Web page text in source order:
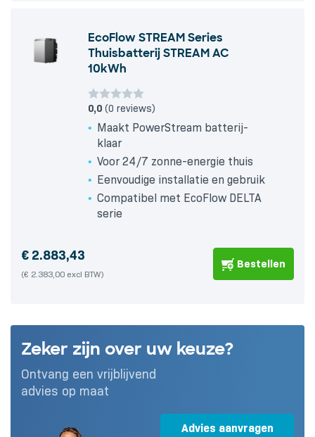
EcoFlow STREAM Series
Thuisbatterij STREAM AC
10kWh
0,0 (0 reviews)
Maakt PowerStream batterij-
klaar
Voor 24/7 zonne-energie thuis
Eenvoudige installatie en gebruik
Compatibel met EcoFlow DELTA
serie
€ 2.883,43
(€ 2.383,00 excl BTW)
Bestellen
Zeker zijn over uw keuze?
Ontvang een vrijblijvend
advies op maat
Advies aanvragen